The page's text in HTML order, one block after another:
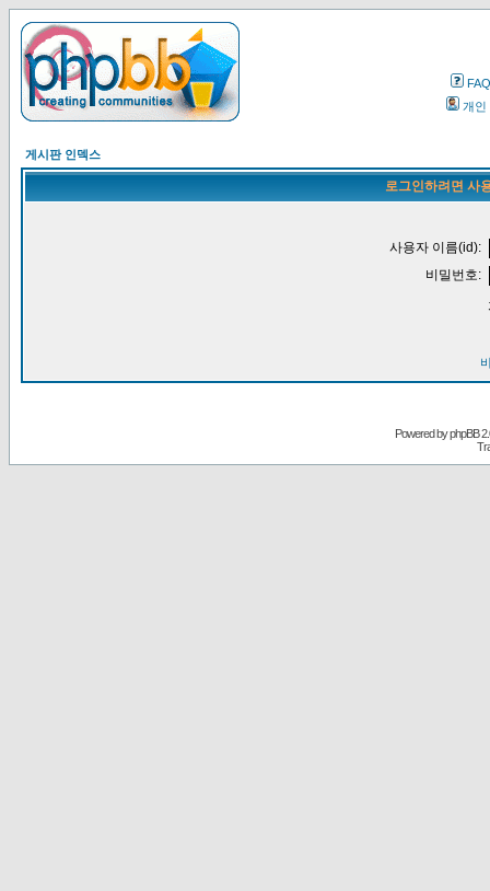
FAQ
개인
게시판 인덱스
로그인하려면 사
사용자 이름(id):
비밀번호:
Powered byphpBB